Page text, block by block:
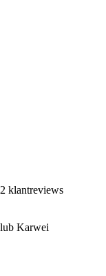
klantreviews
Karwei